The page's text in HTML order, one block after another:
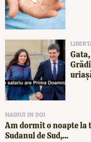
HAIHUI IN DOI
Am dormit o noapte la
Sudanul de Sud,...